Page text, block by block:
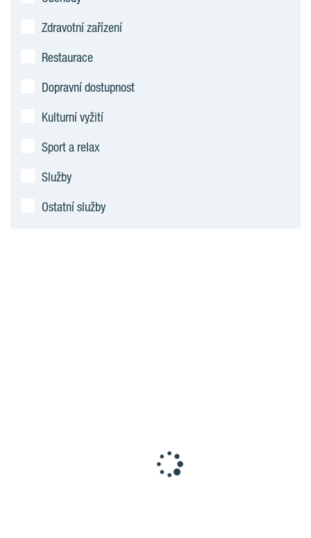
Zdravotní zařízení
Restaurace
Dopravní dostupnost
Kulturní vyžití
Sport a relax
Služby
Ostatní služby